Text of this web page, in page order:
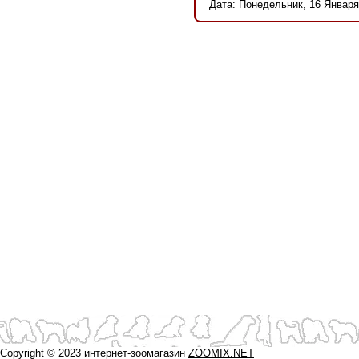
Дата: Понедельник, 16
Copyright © 2023 интернет-зоомагазин ZOOMIX.NET